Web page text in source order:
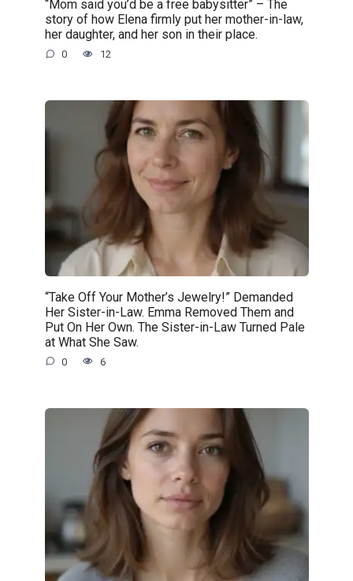
“Mom said you’d be a free babysitter” – The
story of how Elena firmly put her mother-in-law,
her daughter, and her son in their place.
0 12
“Take Off Your Mother’s Jewelry!” Demanded
Her Sister-in-Law. Emma Removed Them and
Put On Her Own. The Sister-in-Law Turned Pale
at What She Saw.
0 6